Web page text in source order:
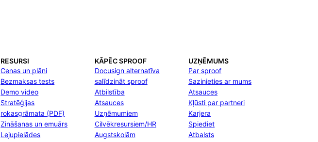
RESURSI
Cenas un plāni
Bezmaksas tests
Demo video
Stratēģijas
rokasgrāmata (PDF)
Zināšanas un emuārs
Lejupielādes
KĀPĒC SPROOF
Docusign alternatīva
salīdzināt sproof
Atbilstība
Atsauces
Uzņēmumiem
Cilvēkresursiem/HR
Augstskolām
UZŅĒMUMS
Par sproof
Sazinieties ar mums
Atsauces
Kļūsti par partneri
Karjera
Spiediet
Atbalsts